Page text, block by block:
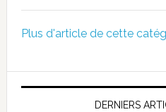
Plus d'article de cette
DERNIERS